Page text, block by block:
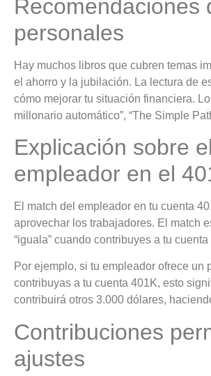
Recomendaciones
personales
Hay muchos libros que cubren temas
el ahorro y la jubilación. La lectura de
cómo mejorar tu situación financiera.
millonario automático”, “The Simple
Explicación sobre
empleador en el
El match del empleador en tu cuenta
aprovechar los trabajadores. El match
“iguala” cuando contribuyes a tu cuenta
Por ejemplo, si tu empleador ofrece
contribuyas a tu cuenta 401K, esto
contribuirá otros 3.000 dólares,
Contribuciones
ajustes